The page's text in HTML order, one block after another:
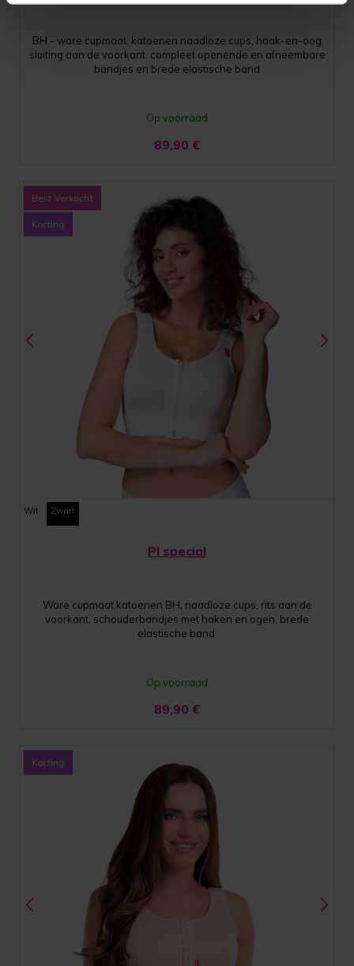
BH - ware cupmaat, katoenen naadloze cups, haak-en-oog
sluiting aan de voorkant, compleet openende en afneembare
bandjes en brede elastische band
Op voorraad
89,90 €
Wit Zwart
PI special
Ware cupmaat katoenen BH, naadloze cups, rits aan de
voorkant, schouderbandjes met haken en ogen, brede
elastische band
Op voorraad
89,90 €